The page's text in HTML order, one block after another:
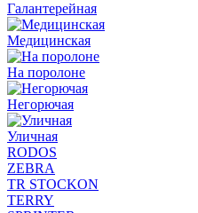
Галантерейная
Медицинская
На поролоне
Негорючая
Уличная
RODOS
ZEBRA
TR STOCKON
TERRY